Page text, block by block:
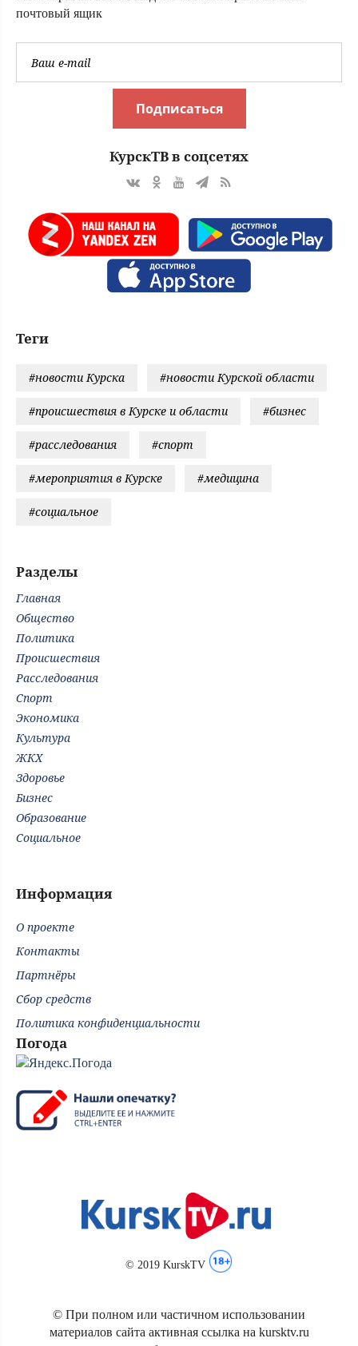
почтовый ящик
Подписаться
КурскТВ в соцсетях
Теги
#новости Курска #новости Курской области
#происшествия в Курске и области #бизнес
#расследования #спорт
#мероприятия в Курске #медицина
#социальное
Разделы
Главная
Общество
Политика
Происшествия
Расследования
Спорт
Экономика
Культура
ЖКХ
Здоровье
Бизнес
Образование
Социальное
Информация
О проекте
Контакты
Партнёры
Сбор средств
Политика конфиденциальности
Погода
© 2019 KurskTV
© При полном или частичном использовании
материалов сайта активная ссылка на kursktv.ru